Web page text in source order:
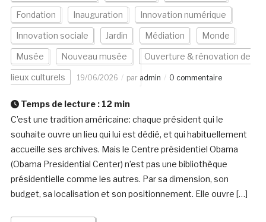
Fondation Inauguration Innovation numérique
Innovation sociale Jardin Médiation Monde
Musée Nouveau musée Ouverture & rénovation de
lieux culturels 19/06/2026 par admin 0 commentaire
Temps de lecture : 12 min
C’est une tradition américaine: chaque président qui le
souhaite ouvre un lieu qui lui est dédié, et qui habituellement
accueille ses archives. Mais le Centre présidentiel Obama
(Obama Presidential Center) n’est pas une bibliothèque
présidentielle comme les autres. Par sa dimension, son
budget, sa localisation et son positionnement. Elle ouvre […]